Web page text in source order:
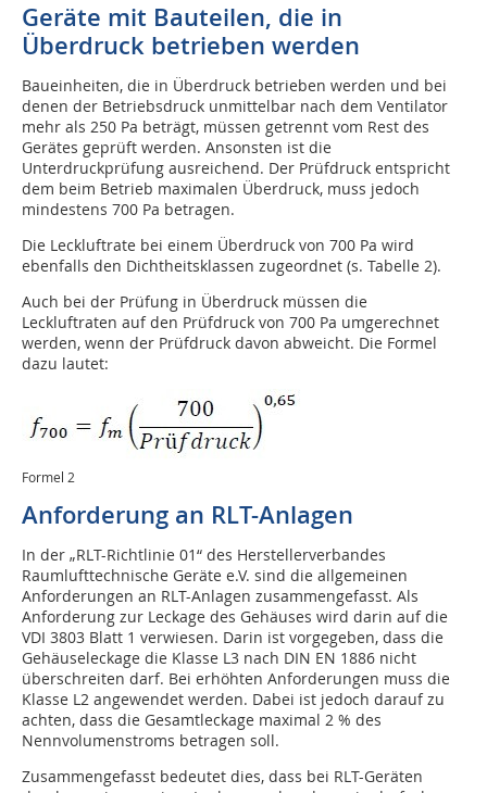
Geräte mit Bauteilen, die in
Überdruck betrieben werden
Baueinheiten, die in Überdruck betrieben werden und bei
denen der Betriebsdruck unmittelbar nach dem Ventilator
mehr als 250 Pa beträgt, müssen getrennt vom Rest des
Gerätes geprüft werden. Ansonsten ist die
Unterdruckprüfung ausreichend. Der Prüfdruck entspricht
dem beim Betrieb maximalen Überdruck, muss jedoch
mindestens 700 Pa betragen.
Die Leckluftrate bei einem Überdruck von 700 Pa wird
ebenfalls den Dichtheitsklassen zugeordnet (s. Tabelle 2).
Auch bei der Prüfung in Überdruck müssen die
Leckluftraten auf den Prüfdruck von 700 Pa umgerechnet
werden, wenn der Prüfdruck davon abweicht. Die Formel
dazu lautet:
Formel 2
Anforderung an RLT-Anlagen
In der „RLT-Richtlinie 01“ des Herstellerverbandes
Raumlufttechnische Geräte e.V. sind die allgemeinen
Anforderungen an RLT-Anlagen zusammengefasst. Als
Anforderung zur Leckage des Gehäuses wird darin auf die
VDI 3803 Blatt 1 verwiesen. Darin ist vorgegeben, dass die
Gehäuseleckage die Klasse L3 nach DIN EN 1886 nicht
überschreiten darf. Bei erhöhten Anforderungen muss die
Klasse L2 angewendet werden. Dabei ist jedoch darauf zu
achten, dass die Gesamtleckage maximal 2 % des
Nennvolumenstroms betragen soll.
Zusammengefasst bedeutet dies, dass bei RLT-Geräten